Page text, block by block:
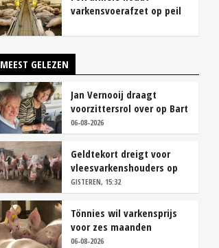
varkensvoerafzet op peil
varkensstapel
MEEST GELEZEN
Jan Vernooij draagt
voorzittersrol over op Bart
Camps
06-08-2026
Geldtekort dreigt voor
vleesvarkenshouders op
vrije markt
GISTEREN, 15:32
Tönnies wil varkensprijs
voor zes maanden
vastleggen
06-08-2026